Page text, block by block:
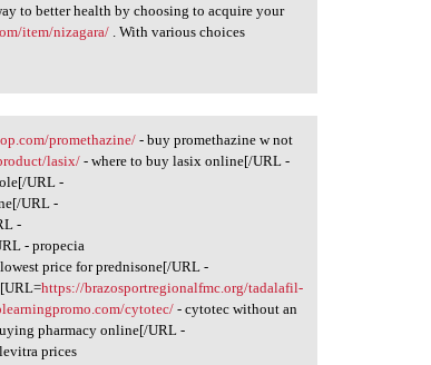
to better health by choosing to acquire your
item/nizagara/ . With various choices
promethazine/- buy promethazine w not
lasix/ - where to buy lasix online[/URL -
URL -
URL -
-
- propecia
price for prednisone[/URL -
https://brazosportregionalfmc.org/tadalafil-
cytotec/ - cytotec without an
pharmacy online[/URL -
prices